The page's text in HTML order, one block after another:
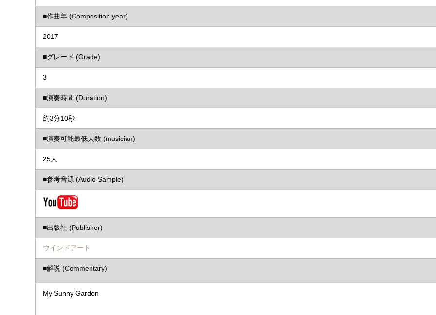
■作曲年 (Composition year)
2017
■グレード (Grade)
3
■演奏時間 (Duration)
約3分10秒
■演奏可能最低人数 (musician)
25人
■参考音源 (Audio Sample)
■出版社 (Publisher)
ウインドアート
■解説 (Commentary)
My Sunny Garden